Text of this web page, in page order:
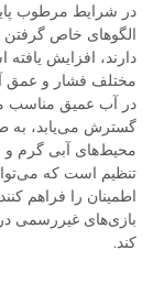
در شرایط مرطوب
الگوهای خاص گرفتن
دارند، افزایش
مختلف فشار و عمق
در آب عمیق مناسب
گسترش می‌یابد، به
محیط‌های آبی گرم و
تنظیم است که
اطمینان را فراهم
بازی‌های غیررسمی
کند.